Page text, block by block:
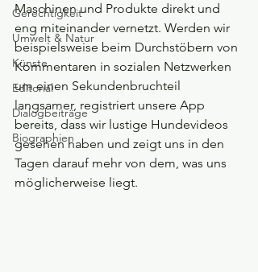
Gerechtigkeit
Umwelt & Natur
Künste
Editorial
Dialogbeiträge
Biographien
Maschinen und Produkte direkt und
eng miteinander vernetzt. Werden wir
beispielsweise beim Durchstöbern von
Kommentaren in sozialen Netzwerken
um einen Sekundenbruchteil
langsamer, registriert unsere App
bereits, dass wir lustige Hundevideos
gesehen haben und zeigt uns in den
Tagen darauf mehr von dem, was uns
möglicherweise liegt.